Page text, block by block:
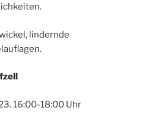
lindernde
16:00-18:00 Uhr